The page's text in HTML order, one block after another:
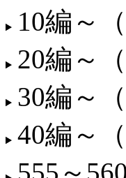
10編～
20編～
30編～
40編～